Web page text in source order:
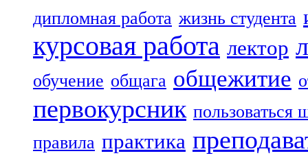
дипломная работа жизнь студента
курсовая работа лектор
обучение общага общежитие
первокурсник пользоваться
правила практика